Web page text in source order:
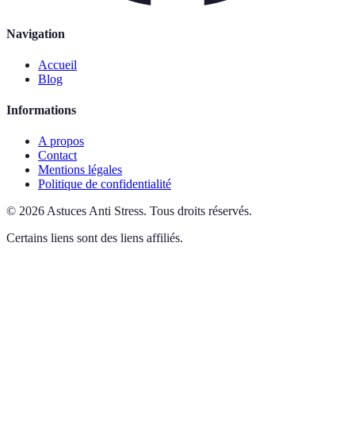
Navigation
Accueil
Blog
Informations
A propos
Contact
Mentions légales
Politique de confidentialité
© 2026Astuces Anti Stress. Tous droits réservés.
Certains liens sont des liens affiliés.